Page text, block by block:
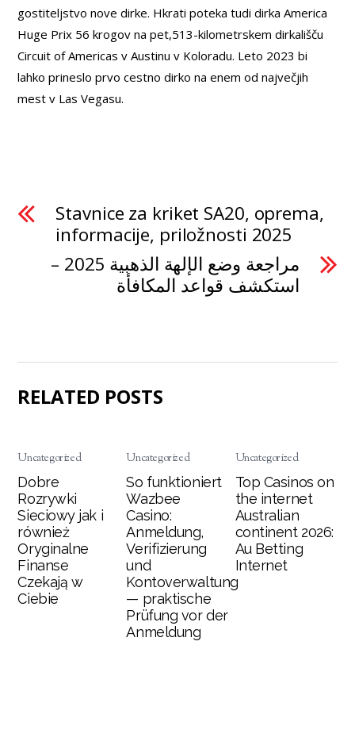
gostiteljstvo nove dirke. Hkrati poteka tudi dirka America
Huge Prix 56 krogov na pet,513-kilometrskem dirkališču
Circuit of Americas v Austinu v Koloradu. Leto 2023 bi
lahko prineslo prvo cestno dirko na enem od največjih
mest v Las Vegasu.
Stavnice za kriket SA20, oprema,
informacije, priložnosti 2025
مراجعة وضع الإلهة الذهبية 2025 –
استكشف قواعد المكافأة
RELATED POSTS
Uncategorized
Dobre
Rozrywki
Sieciowy jak i
również
Oryginalne
Finanse
Czekają w
Ciebie
Uncategorized
So funktioniert
Wazbee
Casino:
Anmeldung,
Verifizierung
und
Kontoverwaltung
— praktische
Prüfung vor der
Anmeldung
Uncategorized
Top Casinos on
the internet
Australian
continent 2026:
Au Betting
Internet